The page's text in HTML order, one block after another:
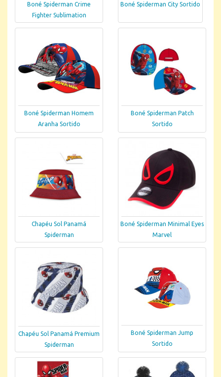
Boné Spiderman Crime
Fighter Sublimation
Boné Spiderman City Sortido
Boné Spiderman Homem
Aranha Sortido
Boné Spiderman Patch
Sortido
Chapéu Sol Panamá
Spiderman
Boné Spiderman Minimal Eyes
Marvel
Chapéu Sol Panamá Premium
Spiderman
Boné Spiderman Jump
Sortido